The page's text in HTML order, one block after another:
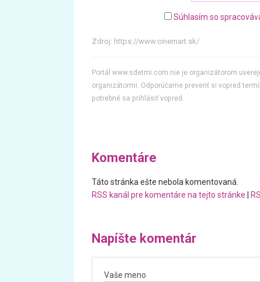
Súhlasím so
Zdroj: https://www.cinemart.sk/
Portál www.sdetmi.com nie je organizátorom
organizátormi. Odporúčame preveriť si vopred
potrebné sa prihlásiť vopred.
Komentáre
Táto stránka ešte nebola komentovaná.
RSS kanál pre komentáre na tejto stránke
Napíšte komentár
Vaše meno